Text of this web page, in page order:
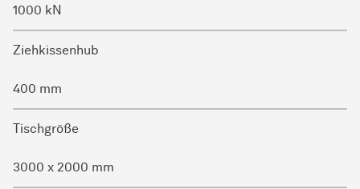
1000 kN
Ziehkissenhub
400 mm
Tischgröße
3000 x 2000 mm